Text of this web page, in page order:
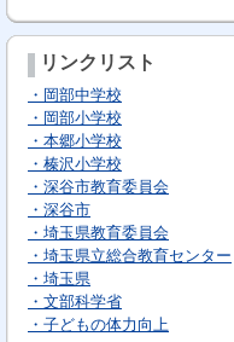
リンクリスト
・岡部中学校
・岡部小学校
・本郷小学校
・榛沢小学校
・深谷市教育委員会
・深谷市
・埼玉県教育委員会
・埼玉県立総合教育センター
・埼玉県
・文部科学省
・子どもの体力向上